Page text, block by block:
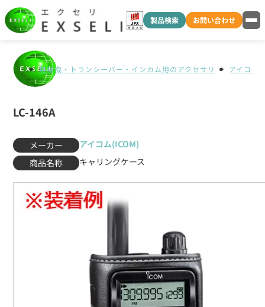
製品検索 お問い合わせ
無線機・トランシーバー・インカム用のアクセサリ アイコム
LC-146A
メーカー
アイコム(ICOM)
商品名称
キャリングケース